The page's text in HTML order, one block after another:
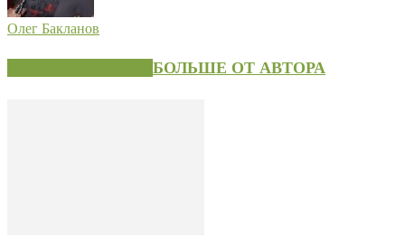
Олег Бакланов
БОЛЬШЕ ОТ АВТОРА